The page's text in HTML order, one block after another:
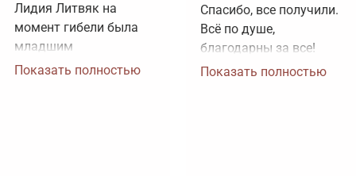
Лидия Литвяк на
момент гибели была
младшим
лейтенантом.
Показать полностью
Спасибо, все получили.
Всё по душе,
благодарны за все!
Показать полностью